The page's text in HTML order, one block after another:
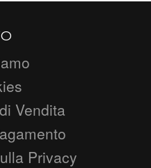
Vendita
Privacy